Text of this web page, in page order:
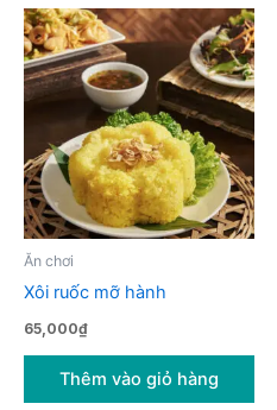
Ăn chơi
Xôi ruốc mỡ hành
65,000₫
Thêm vào giỏ hàng